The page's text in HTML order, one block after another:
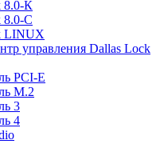
8.0-К
8.0-С
LINUX
управления Dallas Lock
PCI-E
М.2
3
4